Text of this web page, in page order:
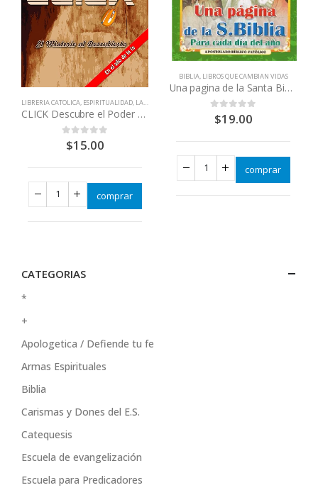
LIBRERIA CATOLICA, ESPIRITUALIDAD, LA EUCARISTÍA = CRISTO JESÚS ,LITURGIA
CLICK Descubre el Poder de la santa Misa
out of 5
$15.00
comprar
BIBLIA, LIBROS QUE CAMBIAN VIDAS
Una pagina de la Santa Biblia para cada dia del año
out of 5
$19.00
comprar
CATEGORIAS
*
+
Apologetica / Defiende tu fe
Armas Espirituales
Biblia
Carismas y Dones del E.S.
Catequesis
Escuela de evangelización
Escuela para Predicadores